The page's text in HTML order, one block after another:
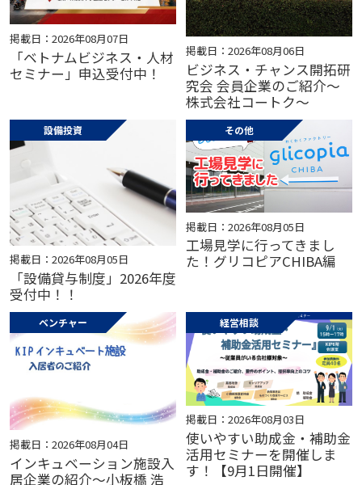
掲載日：2026年08月07日
「ベトナムビジネス・人材
セミナー」申込受付中！
掲載日：2026年08月06日
ビジネス・チャンス開拓研
究会 会員企業のご紹介～
株式会社コートク～
設備投資
掲載日：2026年08月05日
「設備貸与制度」2026年度
受付中！！
その他
掲載日：2026年08月05日
工場見学に行ってきまし
た！グリコピアCHIBA編
ベンチャー
掲載日：2026年08月04日
インキュベーション施設入
居企業の紹介～小板橋 浩
経営相談
掲載日：2026年08月03日
使いやすい助成金・補助金
活用セミナーを開催しま
す！【9月1日開催】